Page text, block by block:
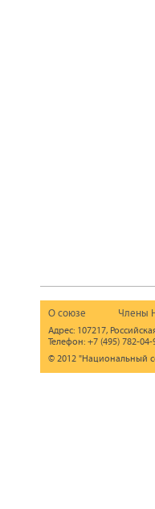
О союзе Члены
Адрес: 107217,
Телефон: +7 (495) 782-
© 2012 "Национальный